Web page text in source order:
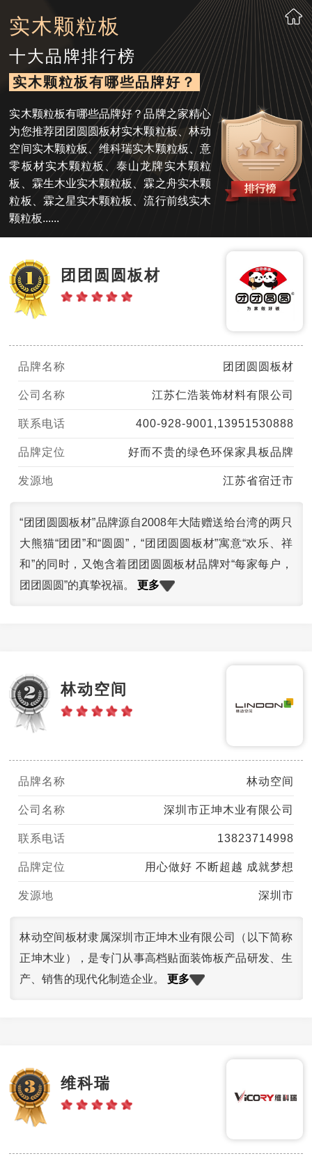
实木颗粒板
十大品牌排行榜
实木颗粒板有哪些品牌好？
实木颗粒板有哪些品牌好？品牌之家精心
为您推荐团团圆圆板材实木颗粒板、林动
空间实木颗粒板、维科瑞实木颗粒板、意
零板材实木颗粒板、泰山龙牌实木颗粒
板、霖生木业实木颗粒板、霖之舟实木颗
粒板、霖之星实木颗粒板、流行前线实木
颗粒板......
团团圆圆板材
品牌名称 团团圆圆板材
公司名称 江苏仁浩装饰材料有限公司
联系电话 400-928-9001,13951530888
品牌定位 好而不贵的绿色环保家具板品牌
发源地 江苏省宿迁市
“团团圆圆板材”品牌源自2008年大陆赠送给台湾的两只
大熊猫“团团”和“圆圆”，“团团圆圆板材”寓意“欢乐、祥
和”的同时，又饱含着团团圆圆板材品牌对“每家每户，
团团圆圆”的真挚祝福。 更多
林动空间
品牌名称 林动空间
公司名称 深圳市正坤木业有限公司
联系电话 13823714998
品牌定位 用心做好 不断超越 成就梦想
发源地 深圳市
林动空间板材隶属深圳市正坤木业有限公司（以下简称
正坤木业），是专门从事高档贴面装饰板产品研发、生
产、销售的现代化制造企业。更多
维科瑞